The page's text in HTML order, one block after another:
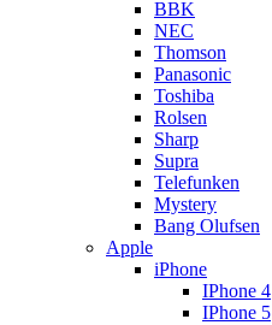
BBK
NEC
Thomson
Panasonic
Toshiba
Rolsen
Sharp
Supra
Telefunken
Mystery
Bang Olufsen
Apple
iPhone
IPhone 4
IPhone 5